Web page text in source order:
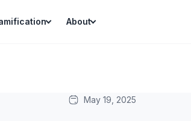
About
May 19, 2025